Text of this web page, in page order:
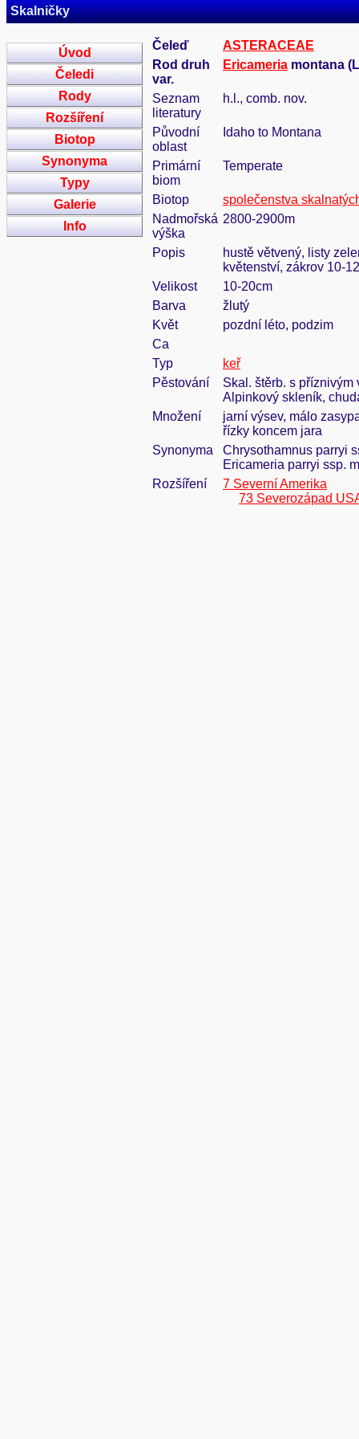
Skalničky
Úvod
Čeledi
Rody
Rozšíření
Biotop
Synonyma
Typy
Galerie
Info
Čeleď
ASTERACEAE
Rod druh
var.
Ericameria montana
Seznam
literatury
h.l., comb. nov.
Původní
oblast
Idaho to Montana
Primární
biom
Temperate
Biotop
společenstva
Nadmořská
výška
2800-2900m
Popis
hustě větvený, listy
květenství, zákrov 10-
Velikost
10-20cm
Barva
žlutý
Květ
pozdní léto, podzim
Ca
Typ
keř
Pěstování
Skal. štěrb. s příznivým
Alpinkový skleník,
Množení
jarní výsev, málo
řízky koncem jara
Synonyma
Chrysothamnus parryi
Ericameria parryi ssp.
Rozšíření
7 Severní Amerika
73 Severozápad